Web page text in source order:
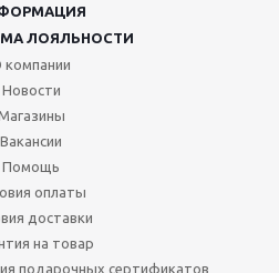
ЛОЯЛЬНОСТИ
компании
Новости
Вакансии
Помощь
оплаты
доставки
на товар
подарочных сертификатов